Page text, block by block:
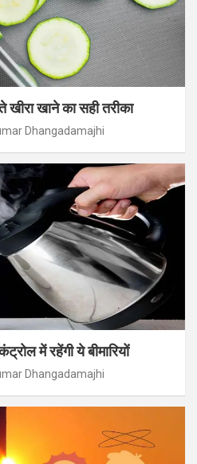
खाने का सही तरीका
Dhangadamajhi
कंट्रोल में रहेंगी ये बीमारियों
Dhangadamajhi